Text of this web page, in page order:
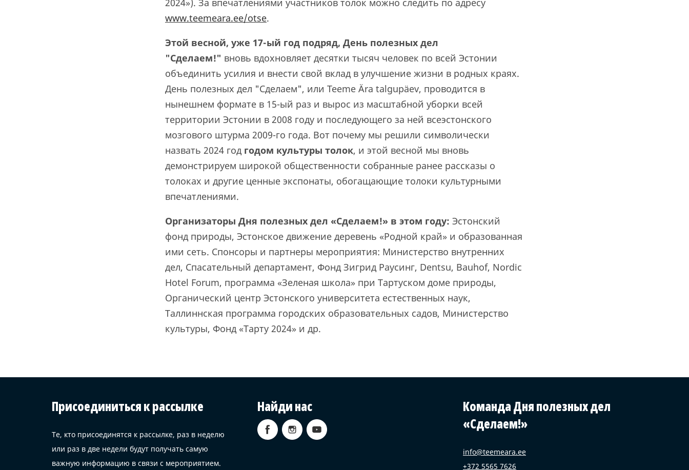
2024»). За впечатлениями участников толок можно следить по адресу
www.teemeara.ee/otse.
Этой весной, уже 17-ый год подряд, День полезных дел
"Сделаем!" вновь вдохновляет десятки тысяч человек по всей Эстонии
объединить усилия и внести свой вклад в улучшение жизни в родных краях.
День полезных дел "Сделаем", или Teeme Ära talgupäev, проводится в
нынешнем формате в 15-ый раз и вырос из масштабной уборки всей
территории Эстонии в 2008 году и последующего за ней всеэстонского
мозгового штурма 2009-го года. Вот почему мы решили символически
назвать 2024 год годом культуры толок, и этой весной мы вновь
демонстрируем широкой общественности собранные ранее рассказы о
толоках и другие ценные экспонаты, обогащающие толоки культурными
впечатлениями.
Организаторы Дня полезных дел «Сделаем!» в этом году: Эстонский
фонд природы, Эстонское движение деревень «Родной край» и образованная
ими сеть. Спонсоры и партнеры мероприятия: Министерство внутренних
дел, Спасательный департамент, Фонд Зигрид Раусинг, Dentsu, Bauhof, Nordic
Hotel Forum, программа «Зеленая школа» при Тартуском доме природы,
Органический центр Эстонского университета естественных наук,
Таллиннская программа городских образовательных садов, Министерство
культуры, Фонд «Тарту 2024» и др.
Присоединиться к рассылке
Те, кто присоединятся к рассылке, раз в неделю
или раз в две недели будут получать самую
важную информацию в связи с мероприятием.
Найди нас
Команда Дня полезных дел
«Сделаем!»
info@teemeara.ee
+372 5565 7626